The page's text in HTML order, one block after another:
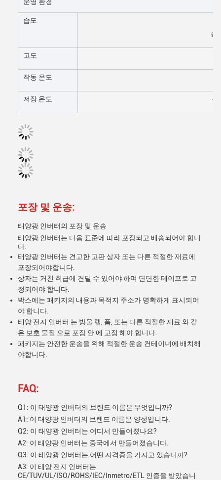
습도
습
고도
작동 온도
저장 온도 -
포장 및 운송:
태양광 인버터의 포장 및 운송
태양광 인버터는 다음 표준에 따라 포장되고 배송되어야 합니
다.
태양광 인버터는 견고한 고판 상자 또는 다른 적절한 재료에
포장되어야합니다.
상자는 거친 취급에 견딜 수 있어야 하며 단단한 테이프로 고
정되어야 합니다.
박스에는 패키지의 내용과 목적지 주소가 명확하게 표시되어
야 합니다.
태양 전지 인버터 는 방울 랩, 폼, 또는 다른 적절한 재료 와 같
은 보호 물질 으로 포장 안 에 고정 해야 합니다.
패키지는 안전한 운송을 위해 적절한 운송 컨테이너에 배치해
야합니다.
FAQ:
Q1: 이 태양광 인버터의 브랜드 이름은 무엇입니까?
A1: 이 태양광 인버터의 브랜드 이름은 양성입니다.
Q2: 이 태양광 인버터는 어디서 만들어졌나요?
A2: 이 태양광 인버터는 중국에서 만들어졌습니다.
Q3: 이 태양광 인버터는 어떤 자격증을 가지고 있습니까?
A3: 이 태양 전지 인버터는
CE/TUV/UL/ISO/ROHS/IEC/Inmetro/ETL 인증을 받았습니